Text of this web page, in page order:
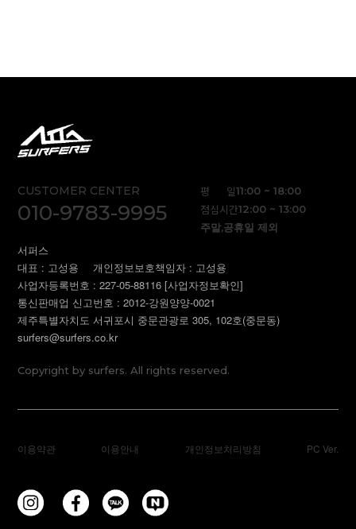
CUSTOMER CENTER
010-9783-9995
평 일11:00 ~ 18:00
점심시간12:00 ~ 13:00
주말,공휴일 제외
서퍼스
대표 : 고성용
개인정보보호책임자 : 고성용
사업자등록번호 : 227-05-88116[사업자정보확인]
통신판매업 신고번호 : 2012-강원양양-0021
제주특별자치도 서귀포시 중문관광로 305, 102호(중문동)
surfers@surfers.co.kr
Copyright by surfers. All rights reserved.
이용약관 이용안내 개인정보처리방침 PC Ver.